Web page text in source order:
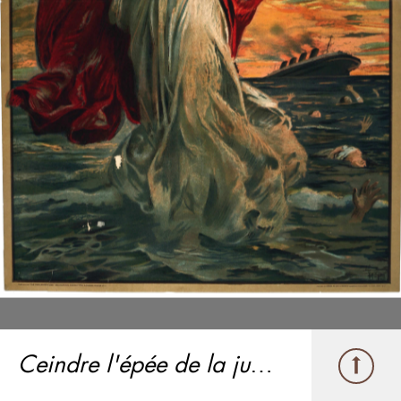
Ceindre l'épée de la justice (Take Up the Sword of Justice)